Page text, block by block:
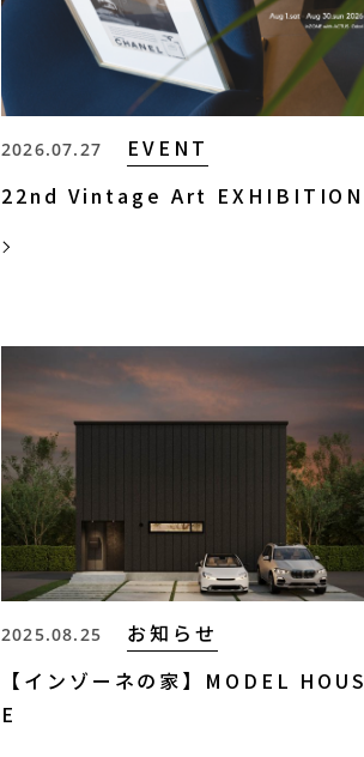
2026.07.27
EVENT
22nd Vintage Art EXHIBITION
2025.08.25
お知らせ
【インゾーネの家】MODEL HOUS
E